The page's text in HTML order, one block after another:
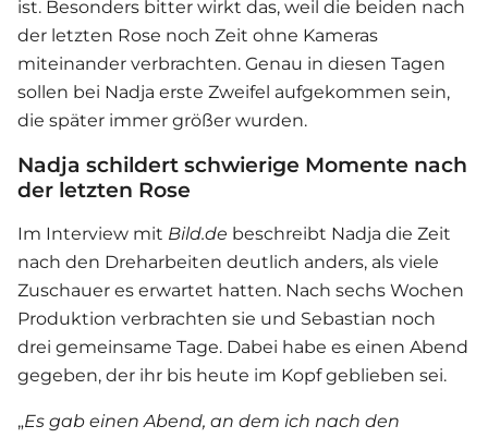
ist. Besonders bitter wirkt das, weil die beiden nach
der letzten Rose noch Zeit ohne Kameras
miteinander verbrachten. Genau in diesen Tagen
sollen bei Nadja erste Zweifel aufgekommen sein,
die später immer größer wurden.
Nadja schildert schwierige Momente nach
der letzten Rose
Im Interview mit Bild.de beschreibt Nadja die Zeit
nach den Dreharbeiten deutlich anders, als viele
Zuschauer es erwartet hatten. Nach sechs Wochen
Produktion verbrachten sie und Sebastian noch
drei gemeinsame Tage. Dabei habe es einen Abend
gegeben, der ihr bis heute im Kopf geblieben sei.
„Es gab einen Abend, an dem ich nach den